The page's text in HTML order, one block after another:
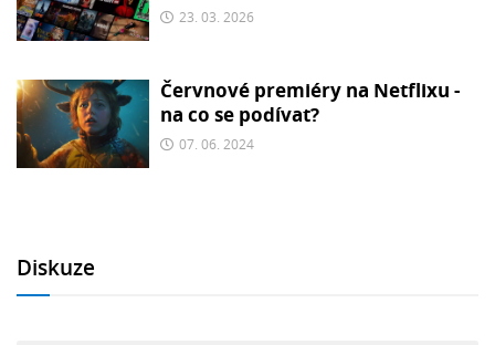
23. 03. 2026
Červnové premiéry na Netflixu -
na co se podívat?
07. 06. 2024
Diskuze